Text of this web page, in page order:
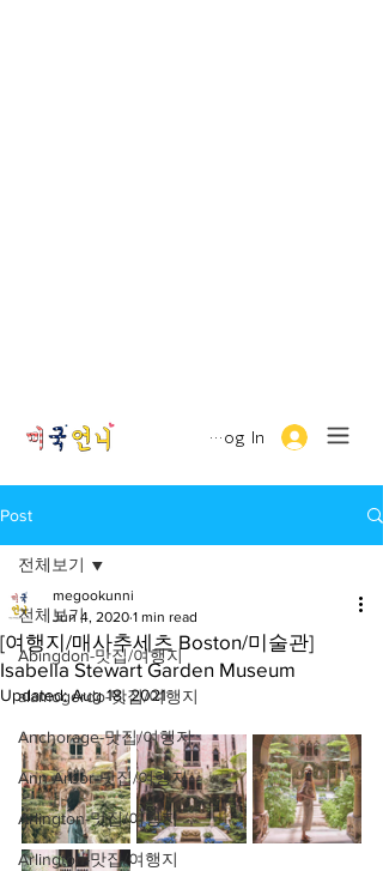
Log In
Post
전체보기
Abingdon-맛집/여행지
alamogordo-맛집/여행지
Anchorage-맛집/여행지
Ann Arbor-맛집/여행지
Arlington-맛집/여행지
Arlington-맛집/여행지
전체보기
[여행지/매사추세츠 Boston/미술관]
Isabella Stewart Garden Museum
megookunni
Jun 4, 2020 1 min read
Updated:Aug 18, 2021